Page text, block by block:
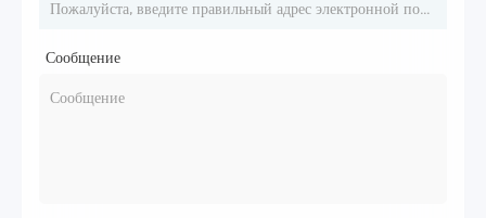
Сообщение